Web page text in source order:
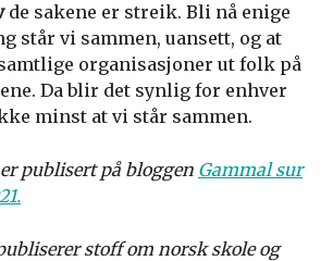
de sakene er streik. Bli nå enige
står vi sammen, uansett, og at
organisasjoner ut folk på
Da blir det synlig for enhver
minst at vi står sammen.
publisert på bloggen Gammal sur
stoff om norsk skole og